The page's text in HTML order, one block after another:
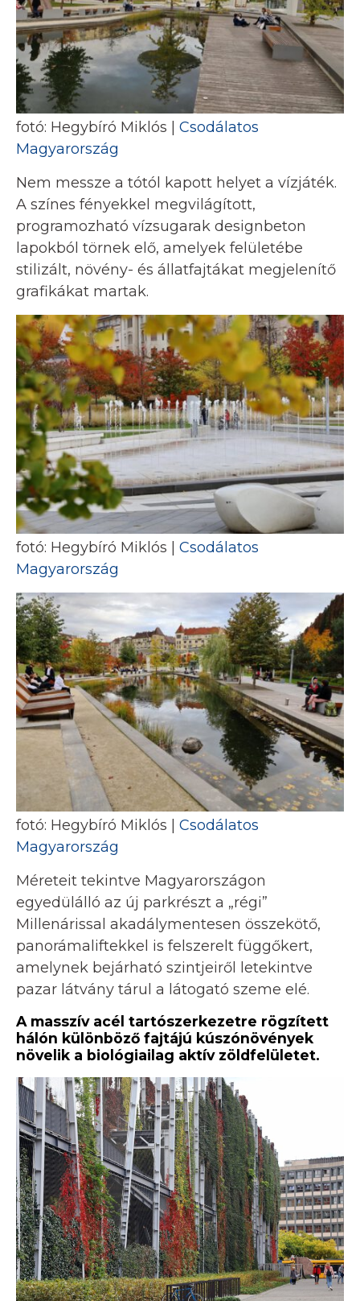
fotó: Hegybíró Miklós | Csodálatos
Magyarország
Nem messze a tótól kapott helyet a vízjáték.
A színes fényekkel megvilágított,
programozható vízsugarak designbeton
lapokból törnek elő, amelyek felületébe
stilizált, növény- és állatfajtákat megjelenítő
grafikákat martak.
fotó: Hegybíró Miklós | Csodálatos
Magyarország
fotó: Hegybíró Miklós | Csodálatos
Magyarország
Méreteit tekintve Magyarországon
egyedülálló az új parkrészt a „régi”
Millenárissal akadálymentesen összekötő,
panorámaliftekkel is felszerelt függőkert,
amelynek bejárható szintjeiről letekintve
pazar látvány tárul a látogató szeme elé.
A masszív acél tartószerkezetre rögzített
hálón különböző fajtájú kúszónövények
növelik a biológiailag aktív zöldfelületet.